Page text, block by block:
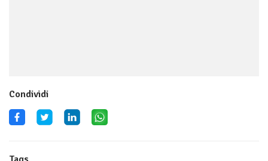
Condividi